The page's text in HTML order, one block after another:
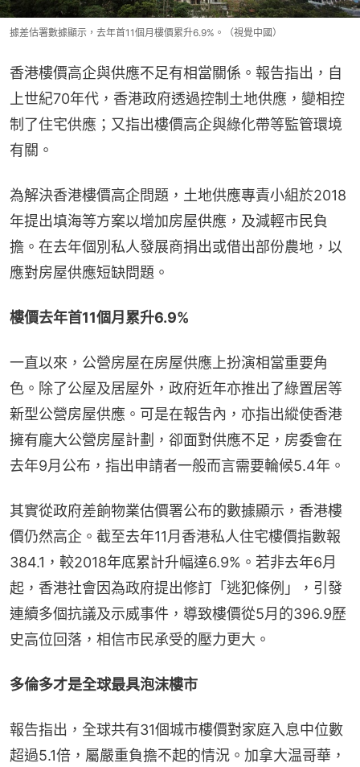
據差估署數據顯示，去年首11個月樓價累升6.9%。（視覺中國）
香港樓價高企與供應不足有相當關係。報告指出，自
上世紀70年代，香港政府透過控制土地供應，變相控
制了住宅供應；又指出樓價高企與綠化帶等監管環境
有關。
為解決香港樓價高企問題，土地供應專責小組於2018
年提出填海等方案以增加房屋供應，及減輕市民負
擔。在去年個別私人發展商捐出或借出部份農地，以
應對房屋供應短缺問題。
樓價去年首11個月累升6.9%
一直以來，公營房屋在房屋供應上扮演相當重要角
色。除了公屋及居屋外，政府近年亦推出了綠置居等
新型公營房屋供應。可是在報告內，亦指出縱使香港
擁有龐大公營房屋計劃，卻面對供應不足，房委會在
去年9月公布，指出申請者一般而言需要輪候5.4年。
其實從政府差餉物業估價署公布的數據顯示，香港樓
價仍然高企。截至去年11月香港私人住宅樓價指數報
384.1，較2018年底累計升幅達6.9%。若非去年6月
起，香港社會因為政府提出修訂「逃犯條例」，引發
連續多個抗議及示威事件，導致樓價從5月的396.9歷
史高位回落，相信市民承受的壓力更大。
多倫多才是全球最具泡沫樓市
報告指出，全球共有31個城市樓價對家庭入息中位數
超過5.1倍，屬嚴重負擔不起的情況。加拿大温哥華，